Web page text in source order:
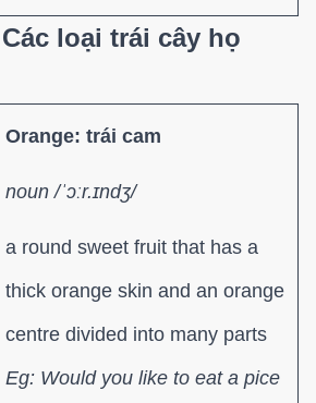
loại trái cây họ
Orange: trái cam
noun /ˈɔːr.ɪndʒ/
a round sweet fruit that has a
thick orange skin and an orange
centre divided into many parts
Eg: Would you like to eat a pice